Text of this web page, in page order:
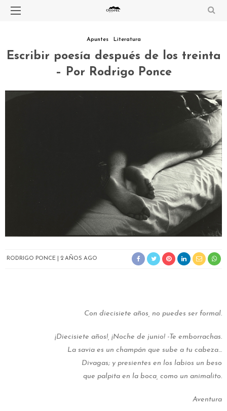
Apuntes Literatura
Escribir poesía después de los treinta
– Por Rodrigo Ponce
RODRIGO PONCE 2 AÑOS AGO
Con diecisiete años, no puedes ser formal.
¡Diecisiete años!, ¡Noche de junio! -Te emborrachas.
La savia es un champán que sube a tu cabeza…
Divagas; y presientes en los labios un beso
que palpita en la boca, como un animalito.
Aventura